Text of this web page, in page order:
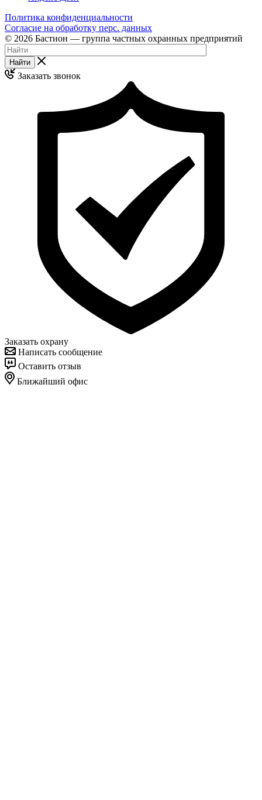
Политика конфиденциальности
Согласие на обработку перс. данных
© 2026 Бастион — группа частных охранных предприятий
Найти
Заказать звонок
Заказать охрану
Написать сообщение
Оставить отзыв
Ближайший офис